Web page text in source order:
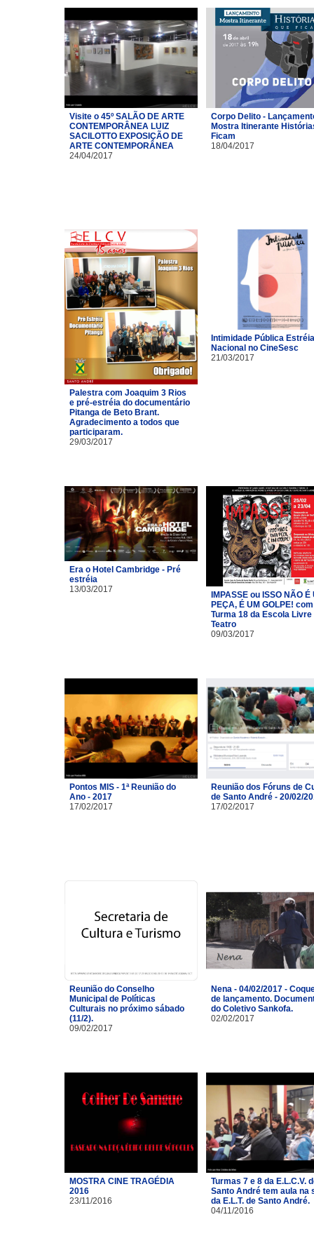
Visite o 45º SALÃO DE ARTE
CONTEMPORÂNEA LUIZ
SACILOTTO EXPOSIÇÃO DE
ARTE CONTEMPORÂNEA
24/04/2017
Corpo Delito -
Mostra Itinerante
Ficam
18/04/2017
Palestra com Joaquim 3 Rios
e pré-estréia do documentário
Pitanga de Beto Brant.
Agradecimento a todos que
participaram.
29/03/2017
Intimidade Pública Estréia
Nacional no CineSesc
21/03/2017
Era o Hotel Cambridge - Pré
estréia
13/03/2017
IMPASSE ou ISSO NÃO É
PEÇA, É UM GOLPE!
Turma 18 da Escola Livre
Teatro​
09/03/2017
Pontos MIS - 1ª Reunião do
Ano - 2017
17/02/2017
Reunião dos Fóruns de
de Santo André - 20/02/
17/02/2017
Reunião do Conselho
Municipal de Políticas
Culturais no próximo sábado
(11/2).
09/02/2017
Nena - 04/02/2017 -
de lançamento.
do Coletivo Sankofa.
02/02/2017
MOSTRA CINE TRAGÉDIA
2016
23/11/2016
Turmas 7 e 8 da E.L.C.V.
Santo André tem aula na
da E.L.T. de Santo André.
04/11/2016